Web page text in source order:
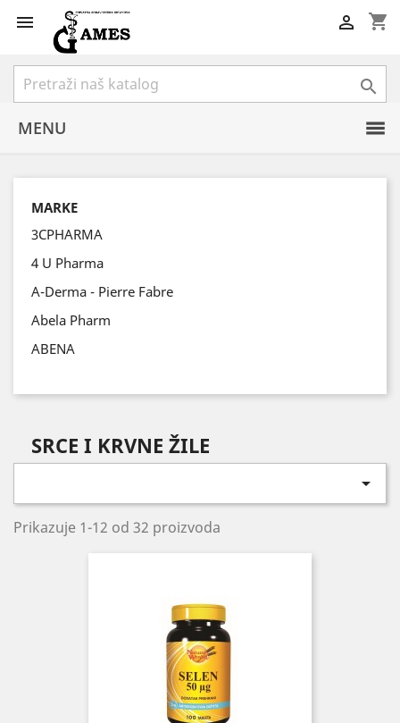
 shopping_cart


MENU
MARKE
3CPHARMA
4 U Pharma
A-Derma - Pierre Fabre
Abela Pharm
ABENA
SRCE I KRVNE ŽILE

Prikazuje 1-12 od 32 proizvoda